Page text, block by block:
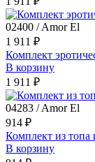
02400 / Amor El
1 911 ₽
Комплект
В корзину
1 911 ₽
04283 / Amor El
914 ₽
Комплект из
В корзину